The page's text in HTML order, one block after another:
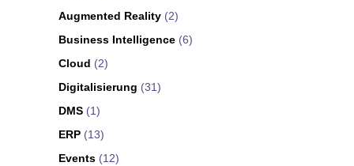
Augmented Reality (2)
Business Intelligence (6)
Cloud (2)
Digitalisierung (31)
DMS (1)
ERP (13)
Events (12)